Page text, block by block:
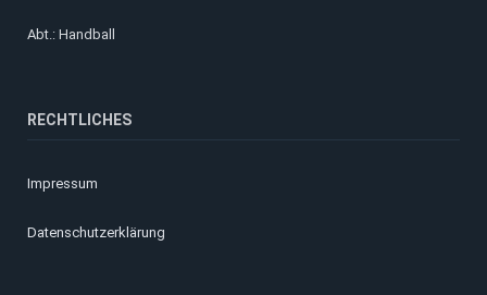
Abt.: Handball
RECHTLICHES
Impressum
Datenschutzerklärung